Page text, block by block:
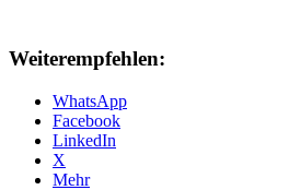
Weiterempfehlen:
WhatsApp
Facebook
LinkedIn
X
Mehr